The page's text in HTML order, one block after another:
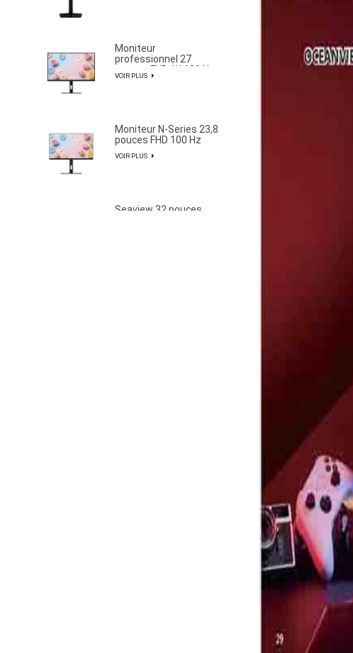
Moniteur
professionnel 27
pouces FHD 1K 100 Hz
au design élégant et
VOIR PLUS
Moniteur N-Series 23,8
pouces FHD 100 Hz
couleurs NTSC à 85 %
VOIR PLUS
Seaview 32 pouces